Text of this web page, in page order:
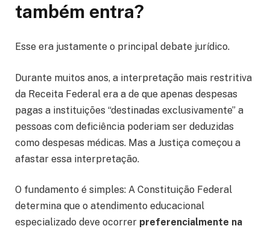
também entra?
Esse era justamente o principal debate jurídico.
Durante muitos anos, a interpretação mais restritiva
da Receita Federal era a de que apenas despesas
pagas a instituições “destinadas exclusivamente” a
pessoas com deficiência poderiam ser deduzidas
como despesas médicas. Mas a Justiça começou a
afastar essa interpretação.
O fundamento é simples: A Constituição Federal
determina que o atendimento educacional
especializado deve ocorrer preferencialmente na